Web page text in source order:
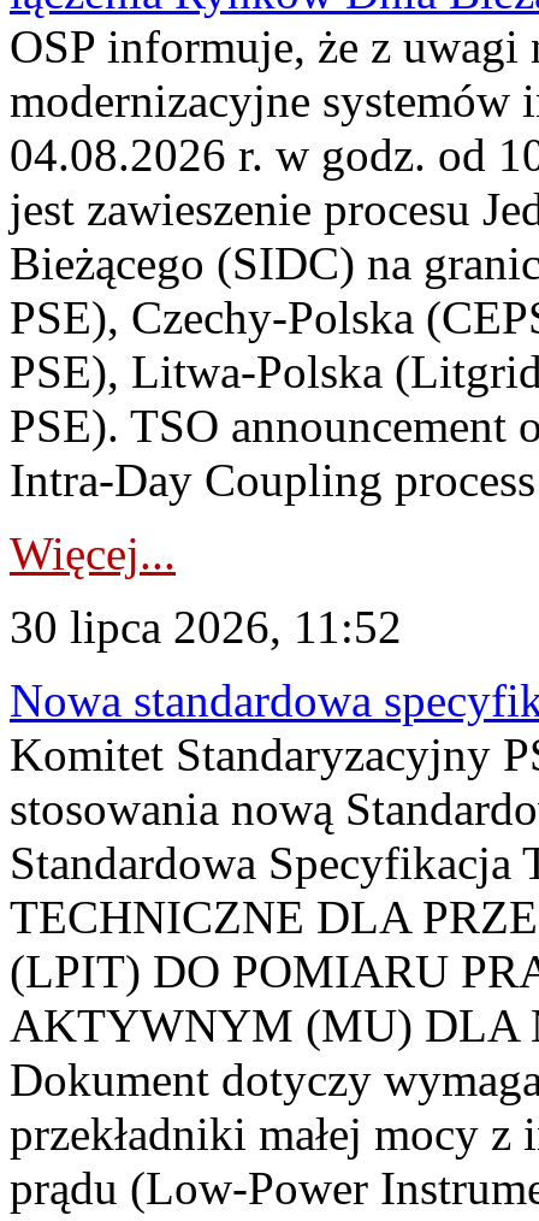
OSP informuje, że z uwagi
modernizacyjne
04.08.2026 r. w godz. od
jest zawieszenie procesu
Bieżącego (SIDC) na
PSE), Czechy-Polska
PSE), Litwa-Polska
PSE). TSO announcement
Intra-Day Coupling
Więcej...
30 lipca 2026, 11:52
Nowa standardowa
Komitet Standaryzacyjny
stosowania nową
Standardowa
TECHNICZNE DLA
(LPIT) DO POMIARU
AKTYWNYM (MU) DLA
Dokument dotyczy
przekładniki małej mocy
prądu (Low-Power